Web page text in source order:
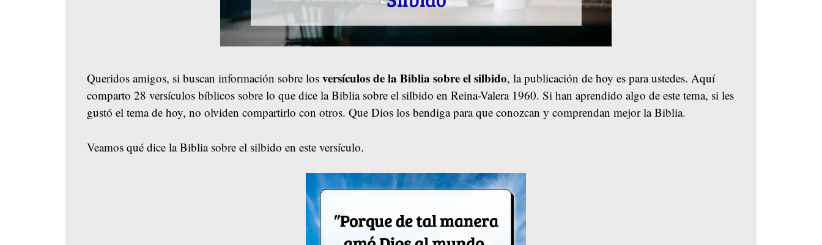
Queridos amigos, si buscan información sobre los versículos de la Biblia sobre el silbido, la publicación de hoy es para ustedes. Aquí
comparto 28 versículos bíblicos sobre lo que dice la Biblia sobre el silbido en Reina-Valera 1960. Si han aprendido algo de este tema, si les
gustó el tema de hoy, no olviden compartirlo con otros. Que Dios los bendiga para que conozcan y comprendan mejor la Biblia.
Veamos qué dice la Biblia sobre el silbido en este versículo.